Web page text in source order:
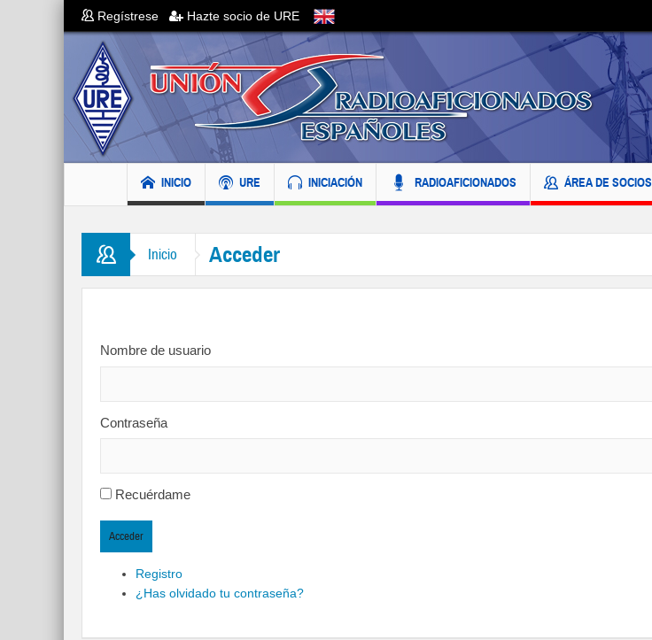
Regístrese Hazte socio de URE
INICIO URE INICIACIÓN RADIOAFICIONADOS ÁREA DE SOCIOS
Inicio Acceder
Nombre de usuario
Contraseña
Recuérdame
Acceder
Registro
¿Has olvidado tu contraseña?